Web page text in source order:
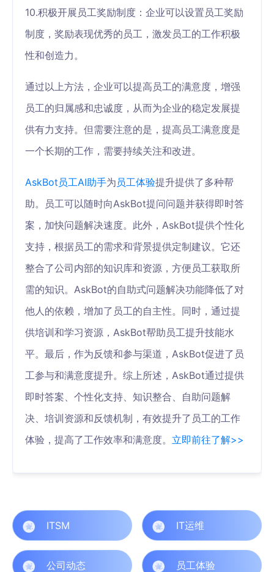
10.积极开展员工奖励制度：企业可以设置员工奖励
制度，奖励表现优秀的员工，激发员工的工作积极
性和创造力。
通过以上方法，企业可以提高员工的满意度，增强
员工的归属感和忠诚度，从而为企业的稳定发展提
供有力支持。但需要注意的是，提高员工满意度是
一个长期的工作，需要持续关注和改进。
AskBot 员工AI助手为 员工体验提升提供了多种帮
助。员工可以随时向AskBot提问问题并获得即时答
案，加快问题解决速度。此外，AskBot提供个性化
支持，根据员工的需求和背景提供定制建议。它还
整合了公司内部的知识库和资源，方便员工获取所
需的知识。AskBot的自助式问题解决功能降低了对
他人的依赖，增加了员工的自主性。同时，通过提
供培训和学习资源，AskBot帮助员工提升技能水
平。最后，作为反馈和参与渠道，AskBot促进了员
工参与和满意度提升。综上所述，AskBot通过提供
即时答案、个性化支持、知识整合、自助问题解
决、培训资源和反馈机制，有效提升了员工的工作
体验，提高了工作效率和满意度。 立即前往了解>>
ITSM IT运维
公司动态 员工体验